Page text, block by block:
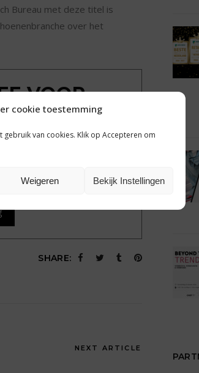
cookie toestemming
gebruik van cookies. Klik op Accepteren om
Weigeren Bekijk Instellingen
Bureau met deze titel is
over het
VOOR
Sluit een gratis
het complete archief van
SHARE:
NEXT ARTICLE